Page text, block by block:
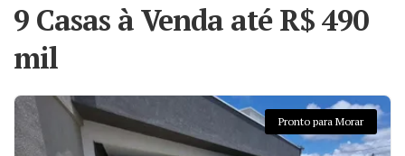
9 Casas à Venda até R$ 490
mil
Pronto para Morar